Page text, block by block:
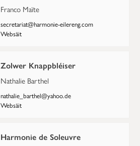
Franco Maïte
secretariat@harmonie-eilereng.com
Websäit
Zolwer Knappbléiser
Nathalie Barthel
nathalie_barthel@yahoo.de
Websäit
Harmonie de Soleuvre